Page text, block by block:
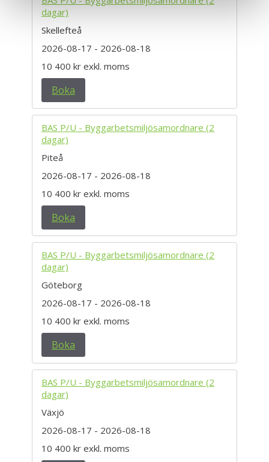
dagar)
Skellefteå
2026-08-17 - 2026-08-18
10 400 kr exkl. moms
Boka
BAS P/U - Byggarbetsmiljösamordnare (2
dagar)
Piteå
2026-08-17 - 2026-08-18
10 400 kr exkl. moms
Boka
BAS P/U - Byggarbetsmiljösamordnare (2
dagar)
Göteborg
2026-08-17 - 2026-08-18
10 400 kr exkl. moms
Boka
BAS P/U - Byggarbetsmiljösamordnare (2
dagar)
Växjö
2026-08-17 - 2026-08-18
10 400 kr exkl. moms